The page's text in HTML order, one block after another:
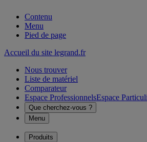
Contenu
Menu
Pied de page
Accueil du site legrand.fr
Nous trouver
Liste de matériel
Comparateur
Espace ProfessionnelsEspace
Que cherchez-vous ?
Menu
Produits